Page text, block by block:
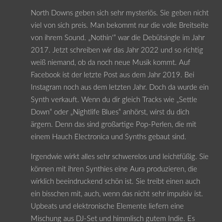
North Downs geben sich sehr mysteriös. Sie geben nicht
viel von sich preis. Man bekommt nur die volle Breitseite
von ihrem Sound. „Nothin'“ war die Debütsingle im Jahr
2017. Jetzt schreiben wir das Jahr 2022 und so richtig
weiß niemand, ob da noch neue Musik kommt. Auf
Facebook ist der letzte Post aus dem Jahr 2019. Bei
Instagram noch aus dem letzten Jahr. Doch da wurde ein
Synth verkauft. Wenn du dir gleich Tracks wie „Settle
Down“ oder „Nightlife Blues“ anhörst, wirst du dich
ärgern. Denn das sind großartige Pop-Perlen, die mit
einem Hauch Electronica und Synths gebaut sind.
Irgendwie wirkt alles sehr schwerelos und leichtfüßig. Sie
können mit ihren Synthies eine Aura produzieren, die
wirklich beeindruckend schön ist. Sie treibt einen auch
ein bisschen mit, auch, wenn das nicht sehr impulsiv ist.
Upbeats und elektronische Elemente liefern eine
Mischung aus DJ-Set und himmlisch gutem Indie. Es